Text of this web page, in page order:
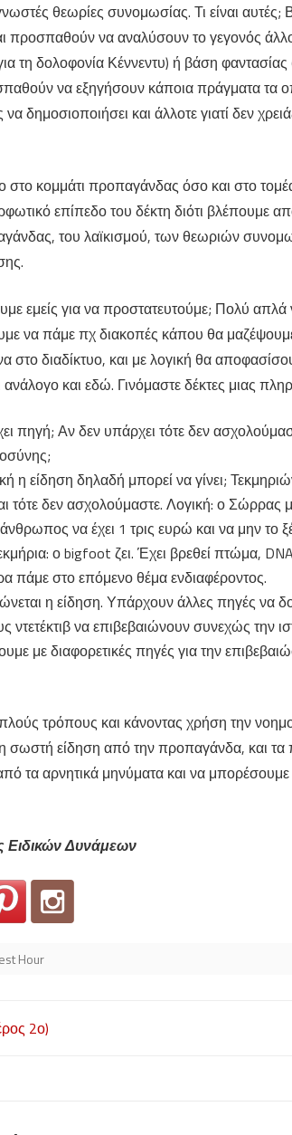
θεωρίες συνομωσίας. Τι είναι
προσπαθούν να αναλύσουν το γεγονός
τη δολοφονία Κέννεντυ) ή βάση φαντασίας
να εξηγήσουν κάποια πράγματα τα
δημοσιοποιήσει και άλλοτε γιατί δεν
στο κομμάτι προπαγάνδας όσο και στο
επίπεδο του δέκτη διότι βλέπουμε
του λαϊκισμού, των θεωριών
εμείς για να προστατευτούμε; Πολύ
να πάμε πχ διακοπές κάπου θα
στο διαδίκτυο, και με λογική θα
και εδώ. Γινόμαστε δέκτες μιας
πηγή; Αν δεν υπάρχει τότε δεν
η είδηση δηλαδή μπορεί να γίνει;
τότε δεν ασχολούμαστε. Λογική: ο
να έχει 1 τρις ευρώ και να μην το
ο bigfoot ζει. Έχει βρεθεί πτώμα,
πάμε στο επόμενο θέμα ενδιαφέροντος.
η είδηση. Υπάρχουν άλλες πηγές να
ντετέκτιβ να επιβεβαιώνουν συνεχώς την
με διαφορετικές πηγές για την
τρόπους και κάνοντας χρήση την
σωστή είδηση από την προπαγάνδα, και
τα αρνητικά μηνύματα και να
Ειδικών Δυνάμεων
Hour
2ο)